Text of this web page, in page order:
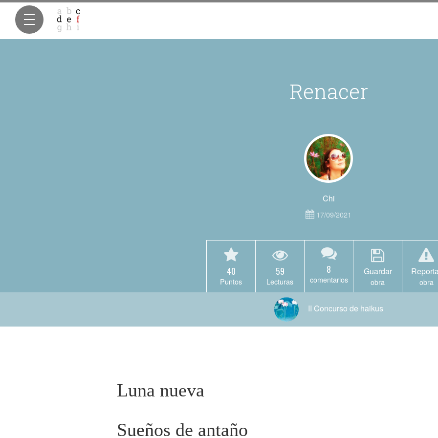
Renacer
Chi
17/09/2021
40
Puntos
59
Lecturas
8
comentarios
Guardar
obra obra
II Concurso de haikus
Luna nueva
Sueños de antaño